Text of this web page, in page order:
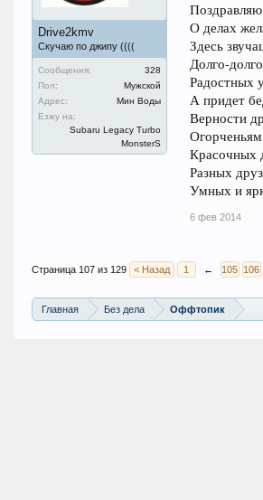
Drive2kmv
Скучаю по джипу ((((
Сообщения:
328
Пол:
Мужской
Адрес:
Мин Воды
Езжу на:
Subaru Legacy Turbo
MonsterS
О делах
Здесь
Долго-
Радостных
А придет
Верности
Красочных
Разных
Умных и
6 фев 2014
Страница 107 из 129 < Назад 1 ← 105 106
Главная Без дела Оффтопик